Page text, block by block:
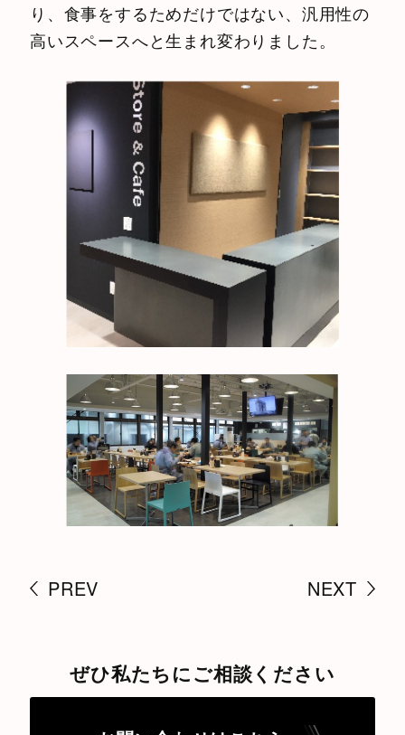
り、食事をするためだけではない、汎用性の
高いスペースへと生まれ変わりました。
PREV NEXT
ぜひ私たちにご相談ください